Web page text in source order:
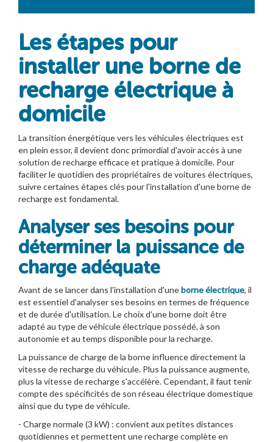
Les étapes pour
installer une borne de
recharge électrique à
domicile
La transition énergétique vers les véhicules électriques est
en plein essor, il devient donc primordial d'avoir accès à une
solution de recharge efficace et pratique à domicile. Pour
faciliter le quotidien des propriétaires de voitures électriques,
suivre certaines étapes clés pour l'installation d'une borne de
recharge est fondamental.
Analyser ses besoins pour
déterminer la puissance de
charge adéquate
Avant de se lancer dans l'installation d'uneborne électrique, il
est essentiel d'analyser ses besoins en termes de fréquence
et de durée d'utilisation. Le choix d'une borne doit être
adapté au type de véhicule électrique possédé, à son
autonomie et au temps disponible pour la recharge.
La puissance de charge de la borne influence directement la
vitesse de recharge du véhicule. Plus la puissance augmente,
plus la vitesse de recharge s'accélère. Cependant, il faut tenir
compte des spécificités de son réseau électrique domestique
ainsi que du type de véhicule.
- Charge normale (3 kW) : convient aux petites distances
quotidiennes et permettent une recharge complète en